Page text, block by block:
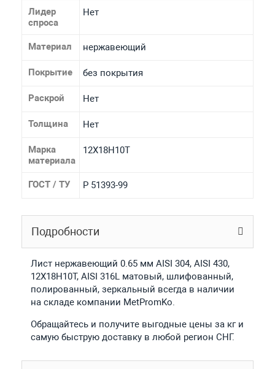
Лидер
спроса
Нет
Материал нержавеющий
Покрытие без покрытия
Раскрой Нет
Толщина Нет
Марка
материала
12Х18Н10Т
ГОСТ / ТУ Р 51393-99
Подробности
Лист нержавеющий 0.65 мм AISI 304, AISI 430,
12Х18Н10Т, AISI 316L матовый, шлифованный,
полированный, зеркальный всегда в наличии
на складе компании MetPromKo.
Обращайтесь и получите выгодные цены за кг и
самую быструю доставку в любой регион СНГ.